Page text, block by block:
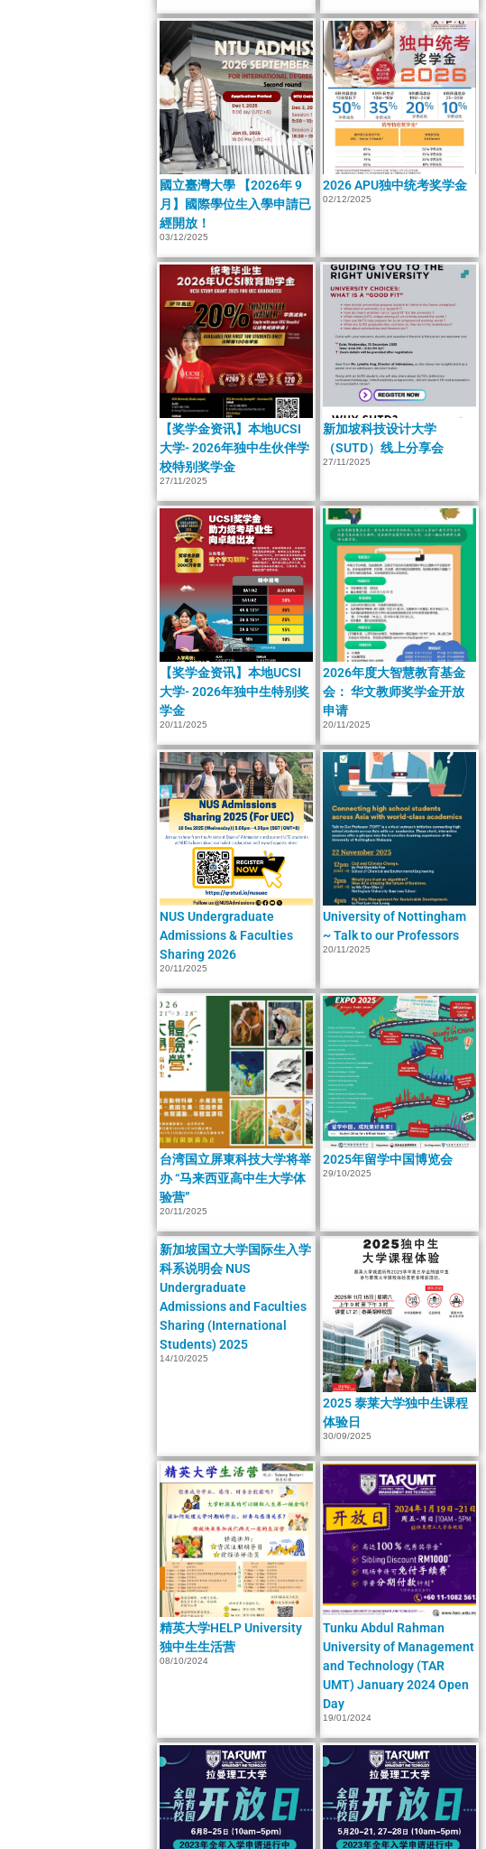
國立臺灣大學 【2026年 9
月】國際學位生入學申請已
經開放！
03/12/2025
2026 APU独中统考奖学金
02/12/2025
【奖学金资讯】本地UCSI
大学- 2026年独中生伙伴学
校特别奖学金
27/11/2025
新加坡科技设计大学
（SUTD）线上分享会
27/11/2025
【奖学金资讯】本地UCSI
大学- 2026年独中生特别奖
学金
20/11/2025
2026年度大智慧教育基金
会： 华文教师奖学金开放
申请
20/11/2025
NUS Undergraduate
Admissions & Faculties
Sharing 2026
20/11/2025
University of Nottingham
~ Talk to our Professors
20/11/2025
台湾国立屏東科技大学将举
办 “马来西亚高中生大学体
验营”
20/11/2025
2025年留学中国博览会
29/10/2025
新加坡国立大学国际生入学
科系说明会 NUS
Undergraduate
Admissions and Faculties
Sharing (International
Students) 2025
14/10/2025
2025 泰莱大学独中生课程
体验日
30/09/2025
精英大学HELP University
独中生生活营
08/10/2024
Tunku Abdul Rahman
University of Management
and Technology (TAR
UMT) January 2024 Open
Day
19/01/2024